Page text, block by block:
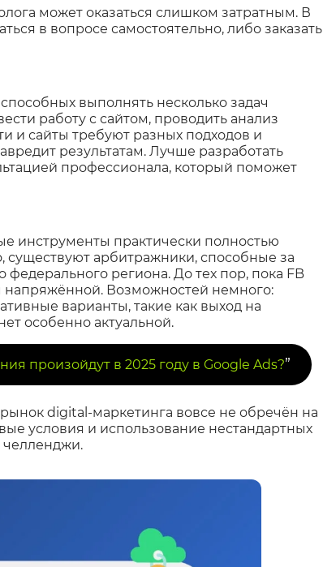
может оказаться слишком затратным. В
в вопросе самостоятельно, либо заказать
выполнять несколько задач
работу с сайтом, проводить анализ
и сайты требуют разных подходов и
результатам. Лучше разработать
профессионала, который поможет
инструменты практически полностью
арбитражники, способные за
региона. До тех пор, пока FB
напряжённой. Возможностей немного:
варианты, такие как выход на
особенно актуальной.
произойдут в 2025 году в Google Ads?”
digital-маркетинга вовсе не обречён на
условия и использование нестандартных